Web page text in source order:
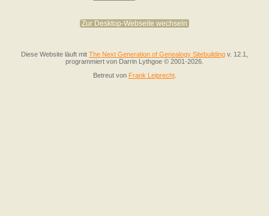
Zur Desktop-Webseite wechseln
Diese Website läuft mit The Next Generation of Genealogy Sitebuilding v. 12.1,
programmiert von Darrin Lythgoe © 2001-2026.
Betreut von Frank Leiprecht.